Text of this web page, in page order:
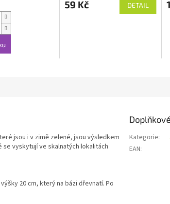
59 Kč DETAIL
jsou i v zimě zelené, jsou výsledkem
vyskytují ve skalnatých lokalitách
20 cm, který na bázi dřevnatí. Po
Kategorie:
EAN: